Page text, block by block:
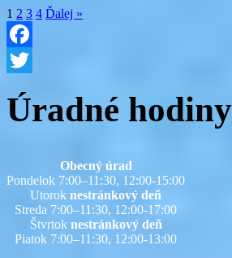
1 2 3 4 Ďalej »
Facebook
Úradné hodiny
Obecný úrad
Pondelok 7:00–11:30, 12:00-15:00
Utorok nestránkový deň
Streda 7:00–11:30, 12:00-17:00
Štvrtok nestránkový deň
Piatok 7:00–11:30, 12:00-13:00